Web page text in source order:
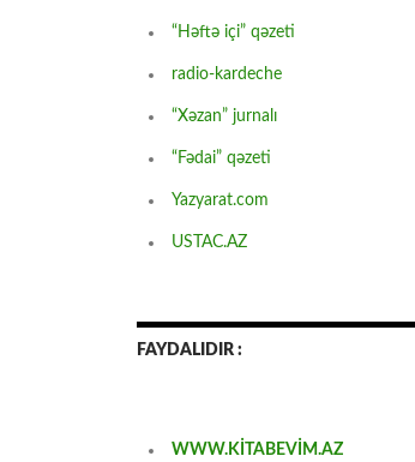
“Həftə içi” qəzeti
radio-kardeche
“Xəzan” jurnalı
“Fədai” qəzeti
Yazyarat.com
USTAC.AZ
FAYDALIDIR :
WWW.KİTABEVİM.AZ